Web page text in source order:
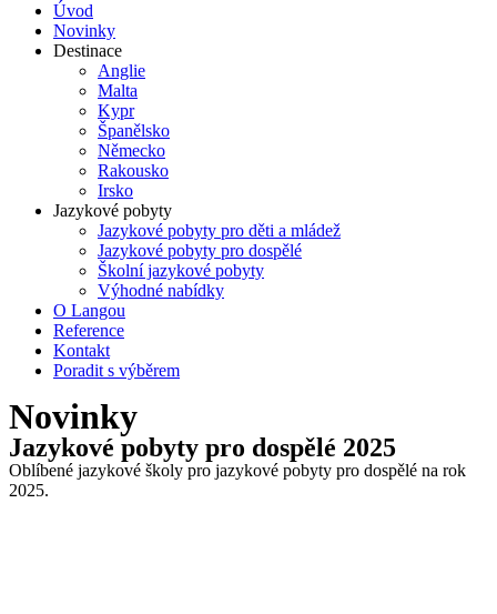
Úvod
Novinky
Destinace
Anglie
Malta
Kypr
Španělsko
Německo
Rakousko
Irsko
Jazykové pobyty
Jazykové pobyty pro děti a mládež
Jazykové pobyty pro dospělé
Školní jazykové pobyty
Výhodné nabídky
O Langou
Reference
Kontakt
Poradit s výběrem
Novinky
Jazykové pobyty pro dospělé 2025
Oblíbené jazykové školy pro jazykové pobyty pro dospělé na rok
2025.